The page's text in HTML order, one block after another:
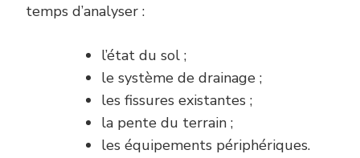
temps d’analyser :
l’état du sol ;
le système de drainage ;
les fissures existantes ;
la pente du terrain ;
les équipements périphériques.